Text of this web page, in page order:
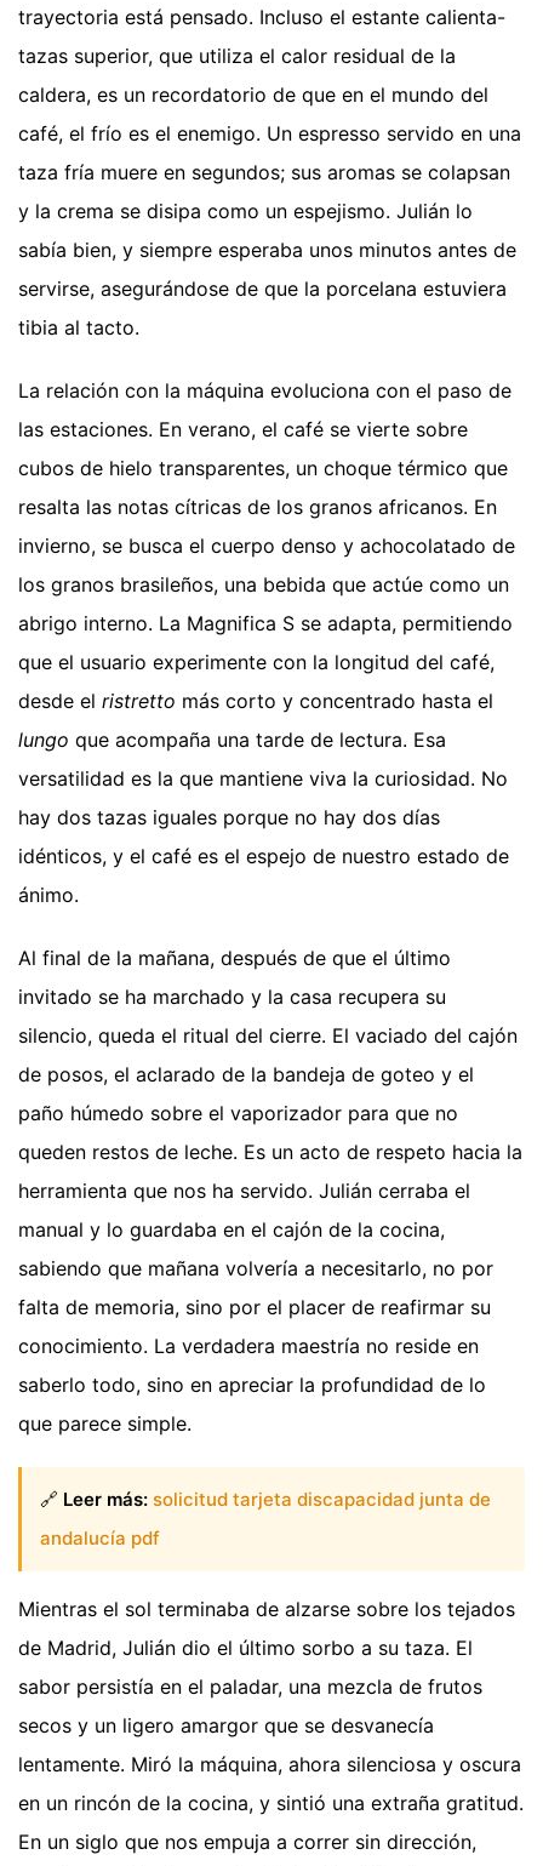
trayectoria está pensado. Incluso el estante calienta-
tazas superior, que utiliza el calor residual de la
caldera, es un recordatorio de que en el mundo del
café, el frío es el enemigo. Un espresso servido en una
taza fría muere en segundos; sus aromas se colapsan
y la crema se disipa como un espejismo. Julián lo
sabía bien, y siempre esperaba unos minutos antes de
servirse, asegurándose de que la porcelana estuviera
tibia al tacto.
La relación con la máquina evoluciona con el paso de
las estaciones. En verano, el café se vierte sobre
cubos de hielo transparentes, un choque térmico que
resalta las notas cítricas de los granos africanos. En
invierno, se busca el cuerpo denso y achocolatado de
los granos brasileños, una bebida que actúe como un
abrigo interno. La Magnifica S se adapta, permitiendo
que el usuario experimente con la longitud del café,
desde el ristretto más corto y concentrado hasta el
lungo que acompaña una tarde de lectura. Esa
versatilidad es la que mantiene viva la curiosidad. No
hay dos tazas iguales porque no hay dos días
idénticos, y el café es el espejo de nuestro estado de
ánimo.
Al final de la mañana, después de que el último
invitado se ha marchado y la casa recupera su
silencio, queda el ritual del cierre. El vaciado del cajón
de posos, el aclarado de la bandeja de goteo y el
paño húmedo sobre el vaporizador para que no
queden restos de leche. Es un acto de respeto hacia la
herramienta que nos ha servido. Julián cerraba el
manual y lo guardaba en el cajón de la cocina,
sabiendo que mañana volvería a necesitarlo, no por
falta de memoria, sino por el placer de reafirmar su
conocimiento. La verdadera maestría no reside en
saberlo todo, sino en apreciar la profundidad de lo
que parece simple.
🔗 Leer más: solicitud tarjeta discapacidad junta de
andalucía pdf
Mientras el sol terminaba de alzarse sobre los tejados
de Madrid, Julián dio el último sorbo a su taza. El
sabor persistía en el paladar, una mezcla de frutos
secos y un ligero amargor que se desvanecía
lentamente. Miró la máquina, ahora silenciosa y oscura
en un rincón de la cocina, y sintió una extraña gratitud.
En un siglo que nos empuja a correr sin dirección,